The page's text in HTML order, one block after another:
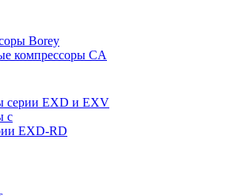
Borey
компрессоры CA
серии EXD и EXV
с
EXD-RD